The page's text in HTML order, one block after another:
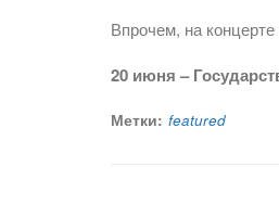
Впрочем, на
20 июня –
Метки: featured